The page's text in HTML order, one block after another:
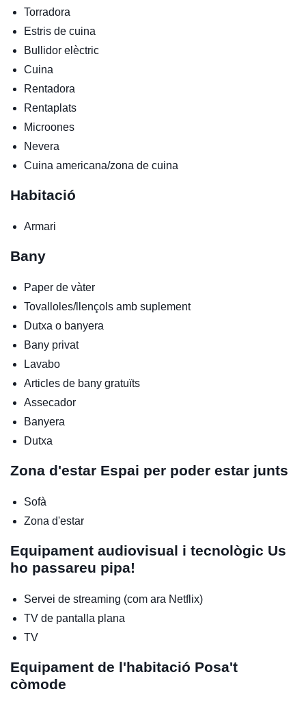
Torradora
Estris de cuina
Bullidor elèctric
Cuina
Rentadora
Rentaplats
Microones
Nevera
Cuina americana/zona de cuina
Habitació
Armari
Bany
Paper de vàter
Tovalloles/llençols amb suplement
Dutxa o banyera
Bany privat
Lavabo
Articles de bany gratuïts
Assecador
Banyera
Dutxa
Zona d'estar Espai per poder estar junts
Sofà
Zona d'estar
Equipament audiovisual i tecnològic Us
ho passareu pipa!
Servei de streaming (com ara Netflix)
TV de pantalla plana
TV
Equipament de l'habitació Posa't
còmode